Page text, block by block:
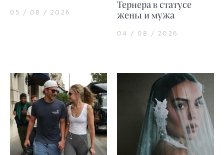
05 / 08 / 2026
Тернера в статусе
жены и мужа
04 / 08 / 2026